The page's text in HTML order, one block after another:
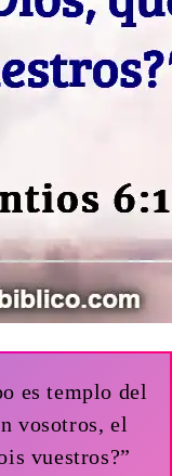
es templo del
vosotros, el
vuestros?”